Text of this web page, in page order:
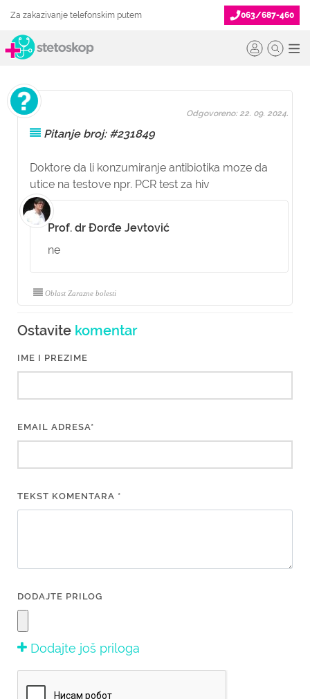
Za zakazivanje telefonskim putem 063/687-460
Pitanje broj: #231849
Doktore da li konzumiranje antibiotika moze da
utice na testove npr. PCR test za hiv
Odgovoreno: 22. 09. 2024.
Prof. dr Đorđe Jevtović
ne
Oblast Zarazne bolesti
Ostavite komentar
IME I PREZIME
EMAIL ADRESA*
TEKST KOMENTARA *
DODAJTE PRILOG
Dodajte još priloga